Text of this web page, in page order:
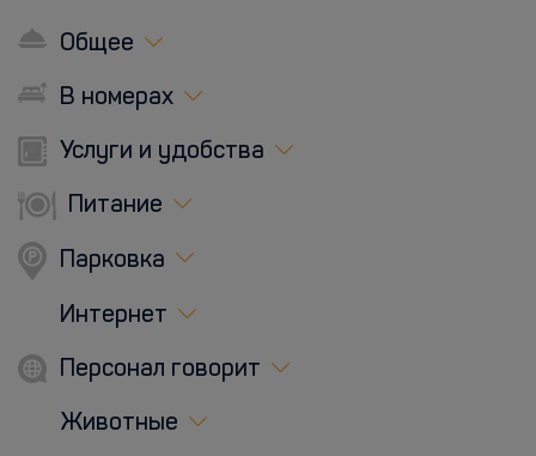
Общее
В номерах
Услуги и удобства
Питание
Парковка
Интернет
Персонал говорит
Животные